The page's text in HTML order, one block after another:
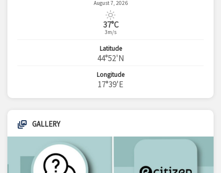
August 7, 2026
37°C
3m/s
Latitude
44°52'N
Longitude
17°39'E
GALLERY